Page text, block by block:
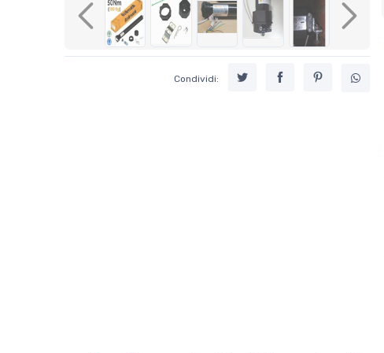
Previous Next
Condividi: